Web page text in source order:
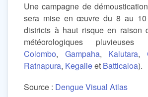
Une campagne de
sera mise en œuvre du 8 au
districts à haut risque en raison
météorologiques
Colombo, Gampaha, Kalutara,
Ratnapura, Kegalleet Batticaloa).
Source : Dengue Visual Atlas